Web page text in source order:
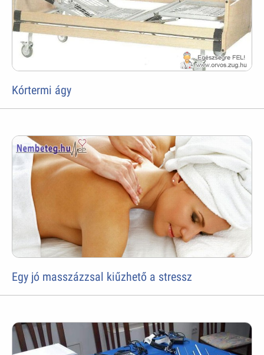
Kórtermi ágy
Egy jó masszázzsal kiűzhető a stressz